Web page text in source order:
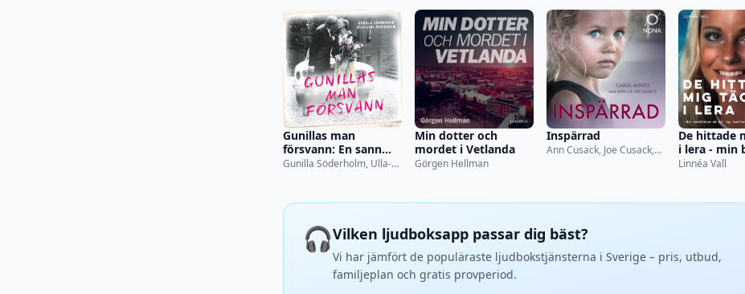
Gunillas man
försvann: En sann
historia
Gunilla Söderholm, Ulla-
Min dotter och
mordet i Vetlanda
Görgen Hellman
Inspärrad
Ann Cusack, Joe Cusack,
De hittade
i lera - min
om hur jag
Linnéa Vall
🎧Vilken ljudboksapp passar dig bäst?
Vi har jämfört de populäraste ljudbokstjänsterna i Sverige – pris, utbud,
familjeplan och gratis provperiod.